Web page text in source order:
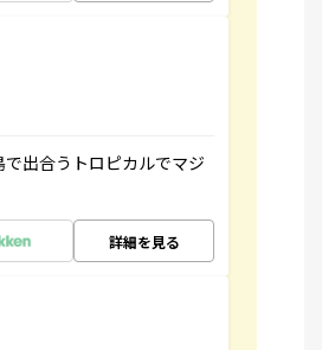
出合うトロピカルでマジ
詳細を見る